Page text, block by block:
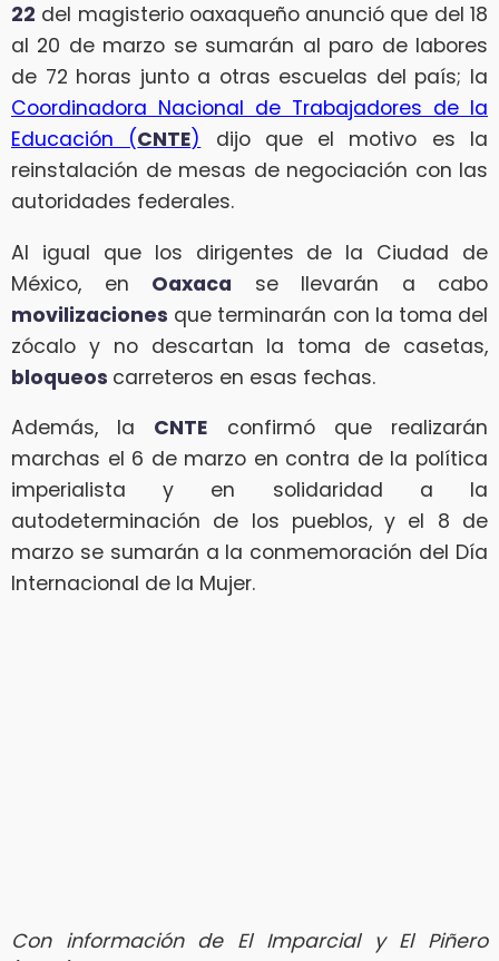
22 del magisterio oaxaqueño anunció que del 18
al 20 de marzo se sumarán al paro de labores
de 72 horas junto a otras escuelas del país; la
Coordinadora Nacional de Trabajadores de la
Educación (CNTE) dijo que el motivo es la
reinstalación de mesas de negociación con las
autoridades federales.
Al igual que los dirigentes de la Ciudad de
México, en Oaxaca se llevarán a cabo
movilizaciones que terminarán con la toma del
zócalo y no descartan la toma de casetas,
bloqueos carreteros en esas fechas.
Además, la CNTE confirmó que realizarán
marchas el 6 de marzo en contra de la política
imperialista y en solidaridad a la
autodeterminación de los pueblos, y el 8 de
marzo se sumarán a la conmemoración del Día
Internacional de la Mujer.
Con información de El Imparcial y El Piñero